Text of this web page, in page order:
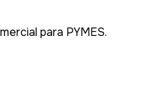
para PYMES.